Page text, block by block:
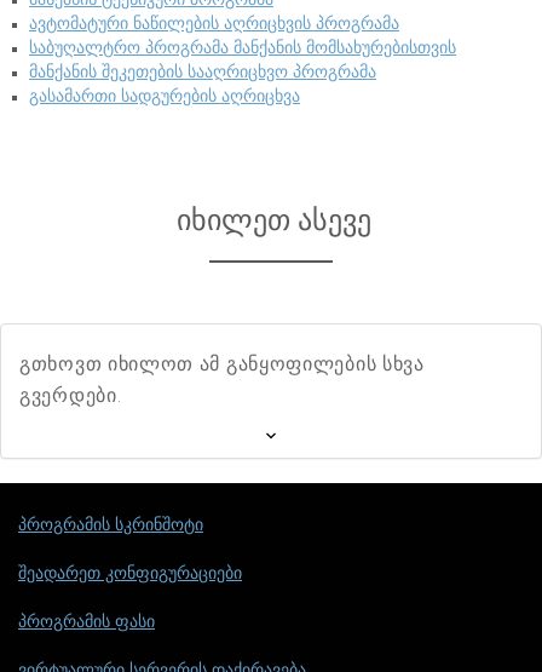
ავტომატური ნაწილების აღრიცხვის პროგრამა
საბუღალტრო პროგრამა მანქანის მომსახურებისთვის
მანქანის შეკეთების სააღრიცხვო პროგრამა
გასამართი სადგურების აღრიცხვა
იხილეთ ასევე
გთხოვთ იხილოთ ამ განყოფილების სხვა
გვერდები.
პროგრამის სკრინშოტი
შეადარეთ კონფიგურაციები
პროგრამის ფასი